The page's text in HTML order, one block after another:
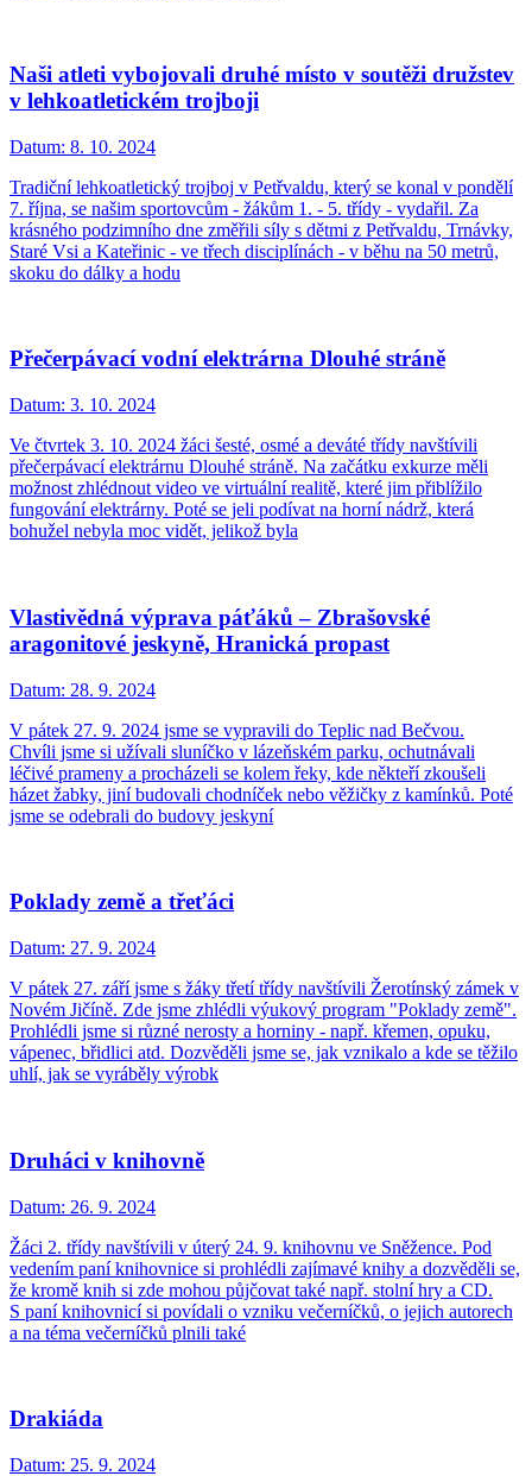
Naši atleti vybojovali druhé místo v soutěži družstev
v lehkoatletickém trojboji
Datum: 8. 10. 2024
Tradiční lehkoatletický trojboj v Petřvaldu, který se konal v pondělí
7. října, se našim sportovcům - žákům 1. - 5. třídy - vydařil. Za
krásného podzimního dne změřili síly s dětmi z Petřvaldu, Trnávky,
Staré Vsi a Kateřinic - ve třech disciplínách - v běhu na 50 metrů,
skoku do dálky a hodu
Přečerpávací vodní elektrárna Dlouhé stráně
Datum: 3. 10. 2024
Ve čtvrtek 3. 10. 2024 žáci šesté, osmé a deváté třídy navštívili
přečerpávací elektrárnu Dlouhé stráně. Na začátku exkurze měli
možnost zhlédnout video ve virtuální realitě, které jim přiblížilo
fungování elektrárny. Poté se jeli podívat na horní nádrž, která
bohužel nebyla moc vidět, jelikož byla
Vlastivědná výprava páťáků – Zbrašovské
aragonitové jeskyně, Hranická propast
Datum: 28. 9. 2024
V pátek 27. 9. 2024 jsme se vypravili do Teplic nad Bečvou.
Chvíli jsme si užívali sluníčko v lázeňském parku, ochutnávali
léčivé prameny a procházeli se kolem řeky, kde někteří zkoušeli
házet žabky, jiní budovali chodníček nebo věžičky z kamínků. Poté
jsme se odebrali do budovy jeskyní
Poklady země a třeťáci
Datum: 27. 9. 2024
V pátek 27. září jsme s žáky třetí třídy navštívili Žerotínský zámek v
Novém Jičíně. Zde jsme zhlédli výukový program "Poklady země".
Prohlédli jsme si různé nerosty a horniny - např. křemen, opuku,
vápenec, břidlici atd. Dozvěděli jsme se, jak vznikalo a kde se těžilo
uhlí, jak se vyráběly výrobk
Druháci v knihovně
Datum: 26. 9. 2024
Žáci 2. třídy navštívili v úterý 24. 9. knihovnu ve Sněžence. Pod
vedením paní knihovnice si prohlédli zajímavé knihy a dozvěděli se,
že kromě knih si zde mohou půjčovat také např. stolní hry a CD.
S paní knihovnicí si povídali o vzniku večerníčků, o jejich autorech
a na téma večerníčků plnili také
Drakiáda
Datum: 25. 9. 2024